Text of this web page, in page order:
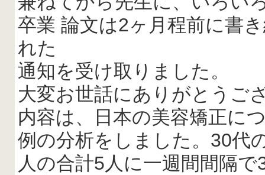
卒業 論文は2ヶ月程前に書
れた
通知を受け取りました。
大変お世話にありがとうご
内容は、日本の美容矯正に
例の分析をしました。30代
人の合計5人に一週間間隔